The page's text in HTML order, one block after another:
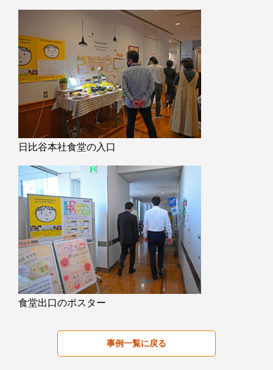
日比谷本社食堂の入口
食堂出口のポスター
事例一覧に戻る